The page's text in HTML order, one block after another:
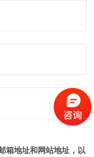
箱地址和网站地址，以